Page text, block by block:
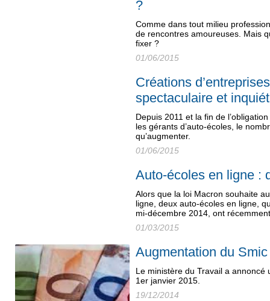
?
Comme dans tout milieu
de rencontres amoureuses. Mais
fixer ?
01/06/2015
Créations
spectaculaire et
Depuis 2011 et la fin de
les gérants d’auto-écoles, le
qu’augmenter.
01/06/2015
Auto-écoles en ligne :
Alors que la loi Macron souhaite
ligne, deux auto-écoles en ligne,
mi-décembre 2014, ont
01/03/2015
Augmentation du
Le ministère du Travail a
1er janvier 2015.
19/12/2014